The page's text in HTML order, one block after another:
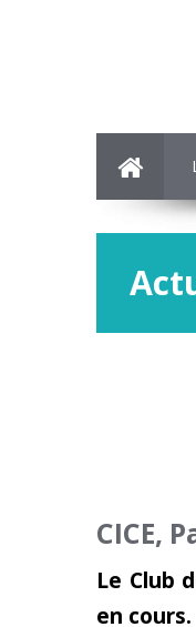
CICE,
Le Club
en cours.